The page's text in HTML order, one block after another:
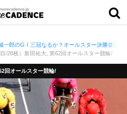
一郎のGⅠ三冠なるか？オールスター決勝並び予
目/28枚）新田祐大, 第62回オールスター競輪/
回オールスター競輪/